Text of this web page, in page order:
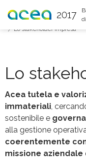
2017
You are here
Lo stakeholder impresa
Lo
Acea tutela e
immateriali,
sostenibile e
alla gestione
coerentemente
missione